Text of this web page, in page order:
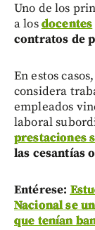
Uno de los
a losdocentes
contratos de
En estos
considera
empleados
laboral
prestaciones
las cesantías
Entérese:
Nacional se
que tenían